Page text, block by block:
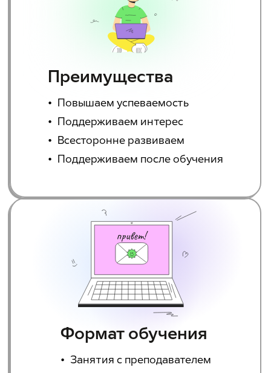
Преимущества
Повышаем успеваемость
Поддерживаем интерес
Всесторонне развиваем
Поддерживаем после обучения
Формат обучения
Занятия с преподавателем